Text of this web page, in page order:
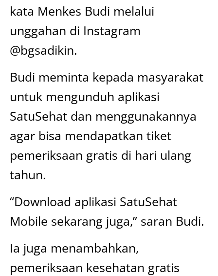
kata Menkes Budi melalui
unggahan di Instagram
@bgsadikin.
Budi meminta kepada masyarakat
untuk mengunduh aplikasi
SatuSehat dan menggunakannya
agar bisa mendapatkan tiket
pemeriksaan gratis di hari ulang
tahun.
“Download aplikasi SatuSehat
Mobile sekarang juga,” saran Budi.
Ia juga menambahkan,
pemeriksaan kesehatan gratis